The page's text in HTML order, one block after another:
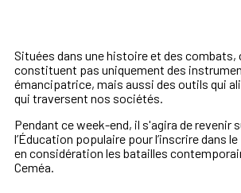
Situées dans une histoire et des combats,
constituent pas uniquement des
émancipatrice, mais aussi des outils qui
qui traversent nos sociétés.
Pendant ce week-end, il s'agira de revenir
l’Éducation populaire pour l’inscrire dans
en considération les batailles
Ceméa.